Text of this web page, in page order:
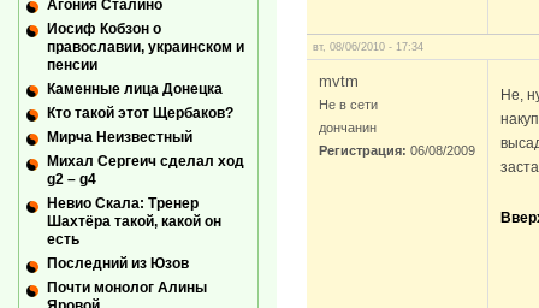
вт, 08/06/2010 - 17:34
mvtm
Не в сети
дончанин
Регистрация: 06/08/2009
Не,
Агония Сталино
Иосиф Кобзон о
православии, украинском и
пенсии
Каменные лица Донецка
Кто такой этот Щербаков?
Мирча Неизвестный
Михал Сергеич сделал ход
g2 – g4
Невио Скала: Тренер
Шахтёра такой, какой он
есть
Последний из Юзов
Почти монолог Алины